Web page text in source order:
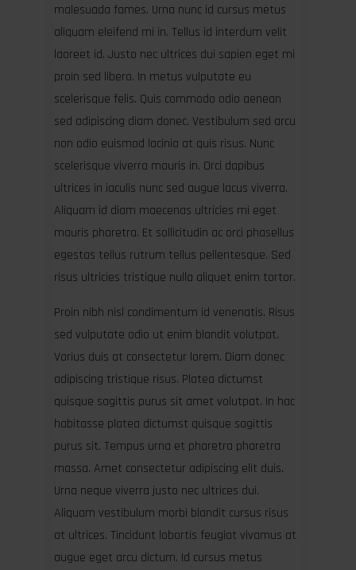
malesuada fames. Urna nunc id cursus metus
aliquam eleifend mi in. Tellus id interdum velit
laoreet id. Justo nec ultrices dui sapien eget mi
proin sed libero. In metus vulputate eu
scelerisque felis. Quis commodo odio aenean
sed adipiscing diam donec. Vestibulum sed arcu
non odio euismod lacinia at quis risus. Nunc
scelerisque viverra mauris in. Orci dapibus
ultrices in iaculis nunc sed augue lacus viverra.
Aliquam id diam maecenas ultricies mi eget
mauris pharetra. Et sollicitudin ac orci phasellus
egestas tellus rutrum tellus pellentesque. Sed
risus ultricies tristique nulla aliquet enim tortor.
Proin nibh nisl condimentum id venenatis. Risus
sed vulputate odio ut enim blandit volutpat.
Varius duis at consectetur lorem. Diam donec
adipiscing tristique risus. Platea dictumst
quisque sagittis purus sit amet volutpat. In hac
habitasse platea dictumst quisque sagittis
purus sit. Tempus urna et pharetra pharetra
massa. Amet consectetur adipiscing elit duis.
Urna neque viverra justo nec ultrices dui.
Aliquam vestibulum morbi blandit cursus risus
at ultrices. Tincidunt lobortis feugiat vivamus at
augue eget arcu dictum. Id cursus metus